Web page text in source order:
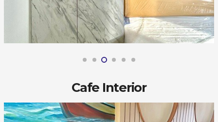
Cafe Interior